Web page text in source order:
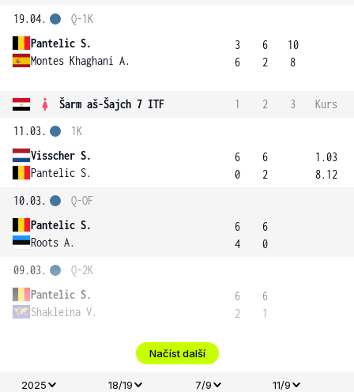
19.04.
Pantelic S.
Montes Khaghani A.
Q-1K
3
6
6
2
10
8
Šarm aš-Šajch 7 ITF 1 2 3
Kurs
11.03.
Visscher S.
Pantelic S.
1K
6
0
6
2
1.03
8.12
10.03.
Pantelic S.
Roots A.
Q-OF
6
4
6
0
09.03.
Pantelic S.
Shakleina V.
Q-2K
6
2
6
1
Načíst další
2025 18/19 7/9
11/9